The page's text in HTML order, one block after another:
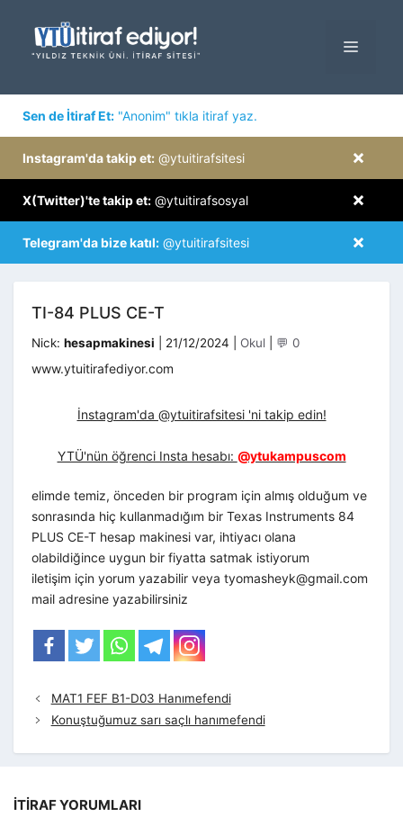
MENÜ
Sen de İtiraf Et: "Anonim" tıkla itiraf yaz.
×
Instagram'da takip et: @ytuitirafsitesi
×
X(Twitter)'te takip et: @ytuitirafsosyal
×
Telegram'da bize katıl: @ytuitirafsitesi
TI-84 PLUS CE-T
Nick: hesapmakinesi 21/12/2024 Kategoriler
Okul 💬 0
www.ytuitirafediyor.com
İnstagram'da @ytuitirafsitesi 'ni takip edin!
YTÜ'nün öğrenci Insta hesabı: @ytukampuscom
elimde temiz, önceden bir program için almış olduğum ve
sonrasında hiç kullanmadığım bir Texas Instruments 84
PLUS CE-T hesap makinesi var, ihtiyacı olana
olabildiğince uygun bir fiyatta satmak istiyorum
iletişim için yorum yazabilir veya tyomasheyk@gmail.com
mail adresine yazabilirsiniz
MAT1 FEF B1-D03 Hanımefendi
Konuştuğumuz sarı saçlı hanımefendi
İTIRAF YORUMLARI